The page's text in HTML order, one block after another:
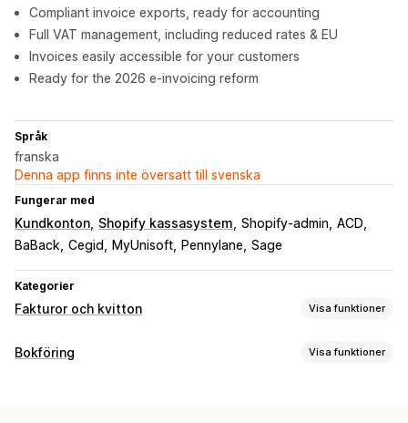
Compliant invoice exports, ready for accounting
Full VAT management, including reduced rates & EU
Invoices easily accessible for your customers
Ready for the 2026 e-invoicing reform
Språk
franska
Denna app finns inte översatt till svenska
Fungerar med
Kundkonton Shopify kassasystem Shopify-admin ACD
BaBack Cegid MyUnisoft Pennylane Sage
Kategorier
Fakturor och kvitton Visa funktioner
Dokumenttyper
Bokföring Visa funktioner